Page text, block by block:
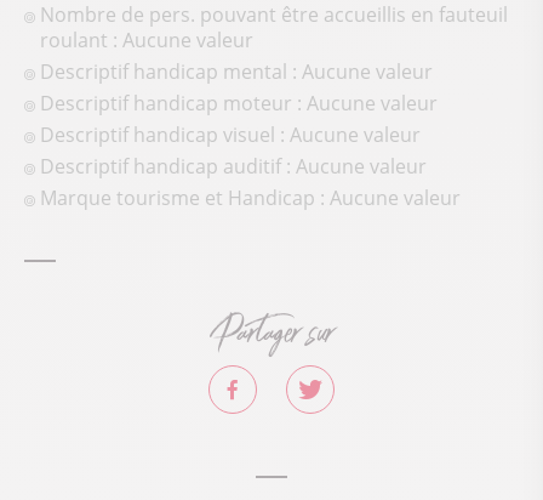
Nombre de pers. pouvant être accueillis en fauteuil
roulant : Aucune valeur
Descriptif handicap mental : Aucune valeur
Descriptif handicap moteur : Aucune valeur
Descriptif handicap visuel : Aucune valeur
Descriptif handicap auditif : Aucune valeur
Marque tourisme et Handicap : Aucune valeur
Partager sur